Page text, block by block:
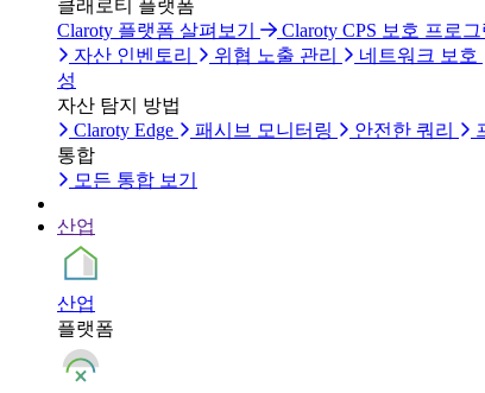
클래로티 플랫폼
Claroty 플랫폼 살펴보기
Claroty CPS 보호 프로그
자산 인벤토리
위협 노출 관리 네트워크 보호
성
자산 탐지 방법
Claroty Edge
패시브 모니터링 안전한 쿼리
통합
모든 통합 보기
산업
산업
플랫폼